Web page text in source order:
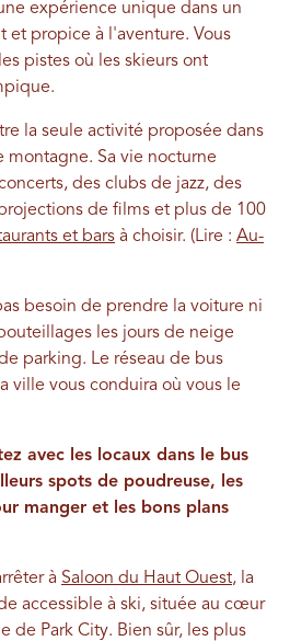
expérience unique dans un
et propice à l'aventure. Vous
pistes où les skieurs ont
la seule activité proposée dans
Sa vie nocturne
des clubs de jazz, des
de films et plus de 100
et bars à choisir. (Lire : Au-
besoin de prendre la voiture ni
les jours de neige
parking. Le réseau de bus
ville vous conduira où vous le
avec les locaux dans le bus
spots de poudreuse, les
manger et les bons plans
à Saloon du Haut Ouest, la
accessible à ski, située au cœur
de Park City. Bien sûr, les plus